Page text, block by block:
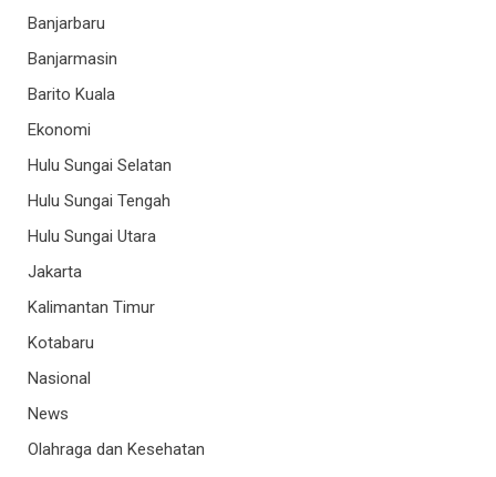
Banjarbaru
Banjarmasin
Barito Kuala
Ekonomi
Hulu Sungai Selatan
Hulu Sungai Tengah
Hulu Sungai Utara
Jakarta
Kalimantan Timur
Kotabaru
Nasional
News
Olahraga dan Kesehatan